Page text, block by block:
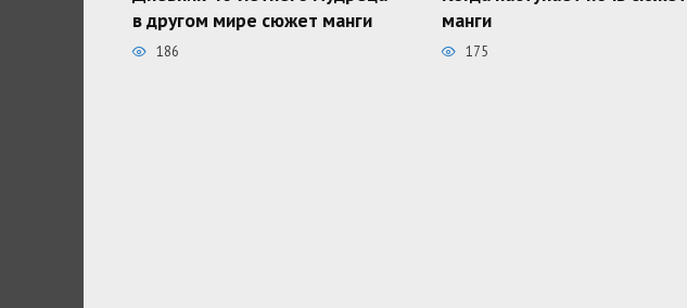
в другом мире сюжет манги
186
манги
175